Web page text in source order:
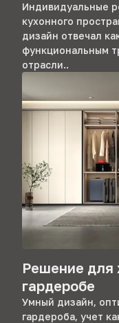
Индивидуальные
кухонного
дизайн отвечал
функциональным
отрасли..
Решение для
гардеробе
Умный дизайн,
гардероба, учет